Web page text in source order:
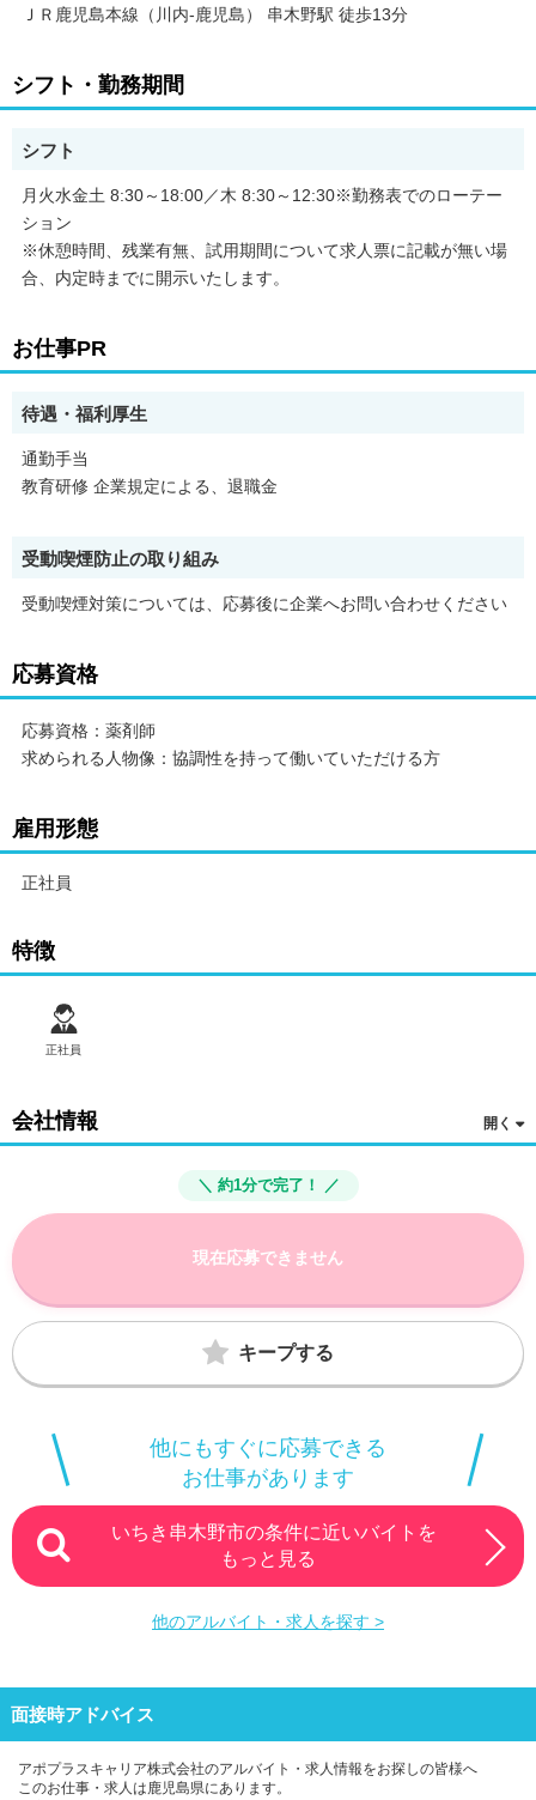
ＪＲ鹿児島本線（川内-鹿児島） 串木野駅 徒歩13分
シフト・勤務期間
シフト
月火水金土 8:30～18:00／木 8:30～12:30※勤務表でのローテー
ション
※休憩時間、残業有無、試用期間について求人票に記載が無い場
合、内定時までに開示いたします。
お仕事PR
待遇・福利厚生
通勤手当
教育研修 企業規定による、退職金
受動喫煙防止の取り組み
受動喫煙対策については、応募後に企業へお問い合わせください
応募資格
応募資格：薬剤師
求められる人物像：協調性を持って働いていただける方
雇用形態
正社員
特徴
正社員
会社情報
＼ 約1分で完了！ ／
現在応募できません
キープする
他にもすぐに応募できる
お仕事があります
いちき串木野市の条件に近いバイトを
もっと見る
他のアルバイト・求人を探す >
面接時アドバイス
アポプラスキャリア株式会社のアルバイト・求人情報をお探しの皆様へ
このお仕事・求人は鹿児島県にあります。